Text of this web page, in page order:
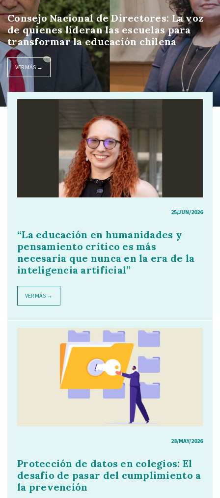
Consejo Nacional de Directores: La voz
de quienes lideran las escuelas para
transformar la educación chilena
VER MÁS →
25/JUN/2026
“La educación en humanidades y
pensamiento crítico es más
necesaria que nunca en la era de la
inteligencia artificial”
VER MÁS →
28/MAY/2026
Protección de datos en colegios: El
desafío de pasar del cumplimiento a
la prevención